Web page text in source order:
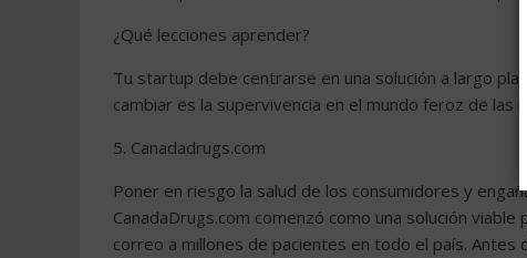
¿Qué lecciones aprender?
Tu startup debe centrarse en una solución a largo
cambiar es la supervivencia en el mundo feroz de las
5. Canadadrugs.com
Poner en riesgo la salud de los consumidores y
CanadaDrugs.com comenzó como una solución
correo a millones de pacientes en todo el país.